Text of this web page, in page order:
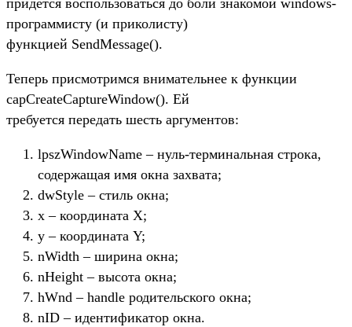
придется воспользоваться до боли знакомой windows-
программисту (и приколисту)
функцией SendMessage().
Теперь присмотримся внимательнее к функции
capCreateCaptureWindow(). Ей
требуется передать шесть аргументов:
lpszWindowName – нуль-терминальная строка,
содержащая имя окна захвата;
dwStyle – стиль окна;
x – координата X;
y – координата Y;
nWidth – ширина окна;
nHeight – высота окна;
hWnd – handle родительского окна;
nID – идентификатор окна.